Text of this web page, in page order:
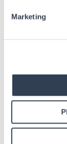
Marketing
DIN rail bracket
Fiber Optics
Passive